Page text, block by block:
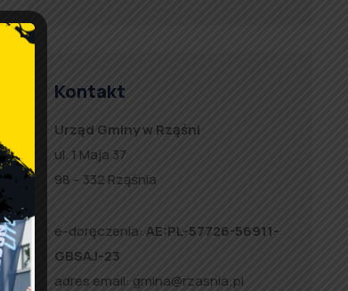
Kontakt
Urząd Gminy w Rząśni
ul. 1 Maja 37
98 – 332 Rząśnia
e-doręczenia: AE:PL-57726-56911-
GBSAJ-23
adres email: gmina@rzasnia.pl